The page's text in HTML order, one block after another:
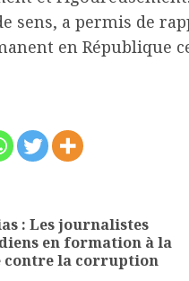
sens, a permis de
en République
: Les journalistes
en formation à la
contre la corruption